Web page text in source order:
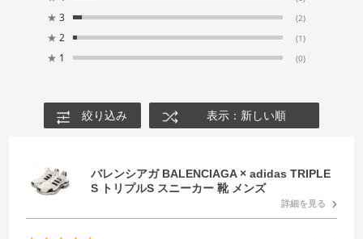
★ 3 (2)
★ 2 (1)
★ 1 (0)
絞り込み 表示：新しい順
バレンシアガ BALENCIAGA × adidas TRIPLE
S トリプルS スニーカー 靴 メンズ
詳細を見る